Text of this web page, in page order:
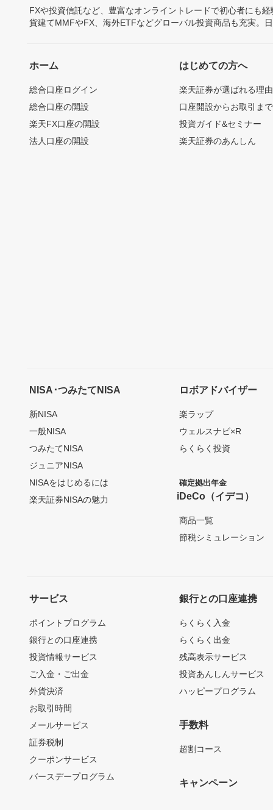
FXや投資信託など、豊富なオンライントレードで初心者にも
貨建てMMFやFX、海外ETFなどグローバル投資商品も充実。
ホーム
総合口座ログイン
総合口座の開設
楽天FX口座の開設
法人口座の開設
はじめての方へ
楽天証券が選ばれる理由
口座開設からお取引ま
投資ガイド&セミナー
楽天証券のあんしん
NISA･つみたてNISA
新NISA
一般NISA
つみたてNISA
ジュニアNISA
NISAをはじめるには
楽天証券NISAの魅力
ロボアドバイザー
楽ラップ
ウェルスナビ×R
らくらく投資
確定拠出年金
iDeCo（イデコ）
商品一覧
節税シミュレーション
サービス
ポイントプログラム
銀行との口座連携
投資情報サービス
ご入金・ご出金
外貨決済
お取引時間
メールサービス
証券税制
クーポンサービス
バースデープログラム
銀行との口座連携
らくらく入金
らくらく出金
残高表示サービス
投資あんしんサービス
ハッピープログラム
手数料
超割コース
キャンペーン